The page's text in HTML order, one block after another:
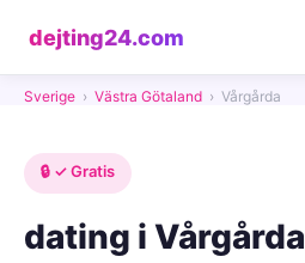
dejting24.com
Sverige › Västra Götaland › Vårgårda
🔒 ✓ Gratis
dating i Vårgårda